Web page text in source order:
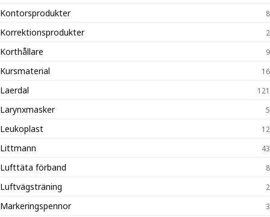
Kontorsprodukter 8
Korrektionsprodukter 2
Korthållare 9
Kursmaterial 16
Laerdal 121
Larynxmasker 5
Leukoplast 12
Littmann 43
Lufttäta förband 8
Luftvägsträning 2
Markeringspennor 3